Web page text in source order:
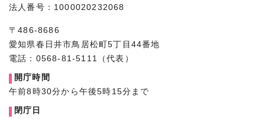
法人番号：1000020232068
〒486-8686
愛知県春日井市鳥居松町5丁目44番地
電話：0568-81-5111（代表）
開庁時間
午前8時30分から午後5時15分まで
閉庁日